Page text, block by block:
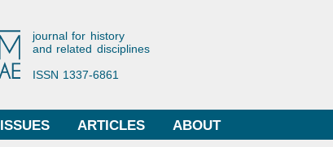
Forum Historiae
journal for history
and related disciplines
ISSN 1337-6861
ISSUES ARTICLES ABOUT